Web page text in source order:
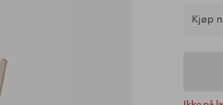
Kjøp